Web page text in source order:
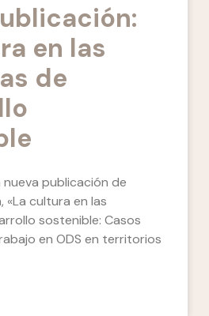
en las
de
publicación de
«La cultura en las
sostenible: Casos
en ODS en territorios